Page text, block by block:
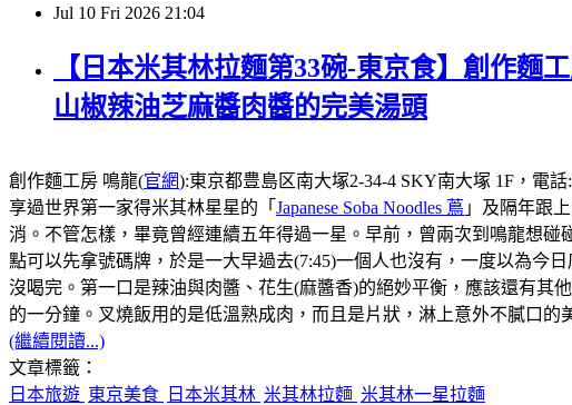
Jul 10 Fri 2026 21:04
【日本米其林拉麵第33碗-東京食】創作麵
山椒辣油芝麻醬肉醬的完美湯頭
創作麵工房 鳴龍(官網):東京都豊島区南大塚2-34-4 SKY南大塚 1F，電
享過世界第一家得米其林星星的「 Japanese Soba Noodles 蔦 」及隔年跟
消。不管怎樣，畢竟曾經連續五年得過一星。早前，曾兩次到鳴龍想碰
點可以先拿號碼牌，於是一大早過去(7:45)一個人也沒有，一度以為今
沒喝完。第一口是辣油與肉醬、花生(麻醬香)的絕妙平衡，應該還有其
的一分鐘。叉燒飯用的是低溫熟成肉，而且是片狀，淋上意外不膩口
(繼續閱讀...)
文章標籤：
日本旅遊 東京美食 日本米其林 米其林拉麵 米其林一星拉麵